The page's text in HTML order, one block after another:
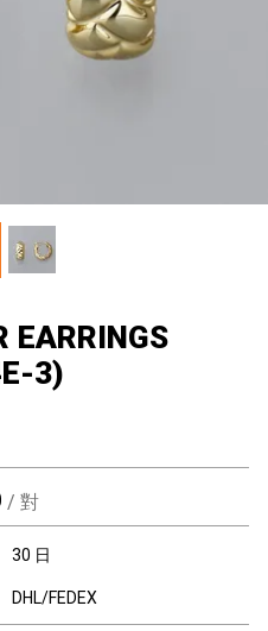
EARRINGS
3)
/ 對
30 日
DHL/FEDEX